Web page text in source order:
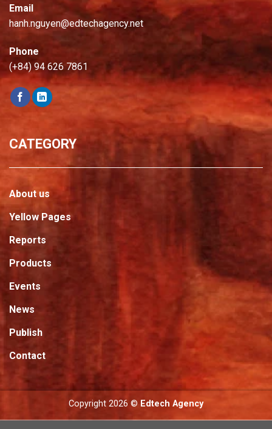
Email
hanh.nguyen@edtechagency.net
Phone
(+84) 94 626 7861
CATEGORY
About us
Yellow Pages
Reports
Products
Events
News
Publish
Contact
Copyright 2026 © Edtech Agency